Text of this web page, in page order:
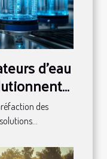
d'eau
?
des